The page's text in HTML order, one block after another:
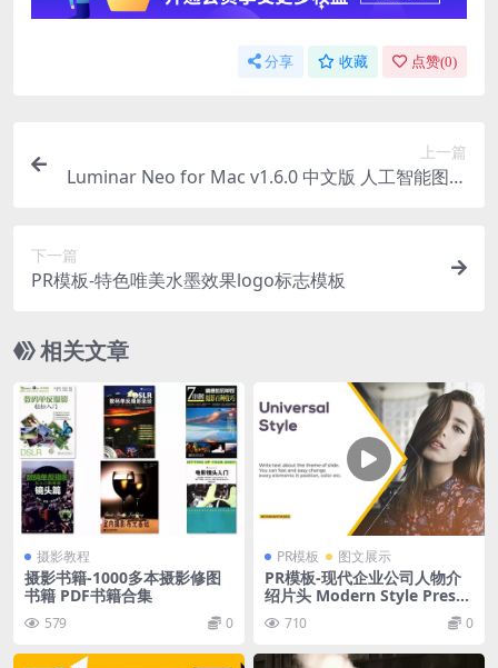
分享 收藏 点赞(0)
上一篇
Luminar Neo for Mac v1.6.0 中文版 人工智能图像
下一篇
PR模板-特色唯美水墨效果logo标志模板
相关文章
摄影教程
摄影书籍-1000多本摄影修图
书籍 PDF书籍合集
579 0
PR模板 图文展示
PR模板-现代企业公司人物介
绍片头 Modern Style Prese
ntation
710 0